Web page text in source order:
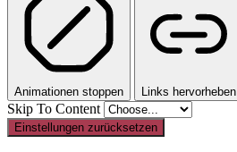
Animationen stoppen Links hervorheben
Skip To Content
Einstellungen zurücksetzen